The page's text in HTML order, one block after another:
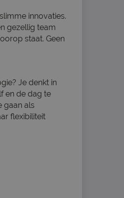
innovaties.
gezellig team
staat. Geen
Je denkt in
en de dag te
gaan als
flexibiliteit